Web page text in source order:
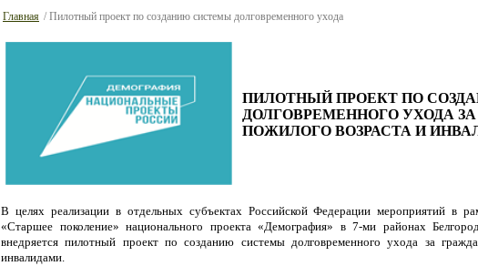
Главная / Пилотный проект по созданию системы долговременного ухода
ПИЛОТНЫЙ ПРОЕКТ ПО
ДОЛГОВРЕМЕННОГО УХОДА
ПОЖИЛОГО ВОЗРАСТА И
В целях реализации в отдельных субъектах Российской Федерации мероприятий в
«Старшее поколение» национального проекта «Демография» в 7-ми районах
внедряется пилотный проект по созданию системы долговременного ухода за
инвалидами.